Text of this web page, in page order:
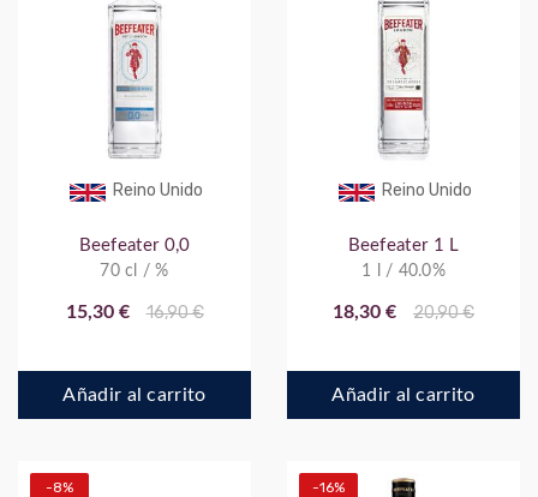
Reino Unido
Beefeater 0,0
70 cl / %
15,30 € 16,90 €
Añadir al carrito
Reino Unido
Beefeater 1 L
1 l / 40.0%
18,30 € 20,90 €
Añadir al carrito
-8% -16%